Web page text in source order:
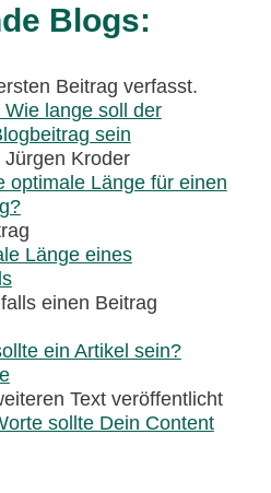
Blogs:
Beitrag verfasst.
Wie lange soll der
sein
Kroder
optimale Länge für einen
Länge eines
einen Beitrag
ein Artikel sein?
Text veröffentlicht
sollte Dein Content